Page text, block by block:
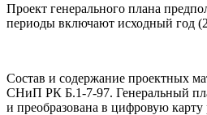
Проект генерального плана
периоды включают исходный год
Состав и содержание проектных
СНиП РК Б.1-7-97. Генеральный
и преобразована в цифровую